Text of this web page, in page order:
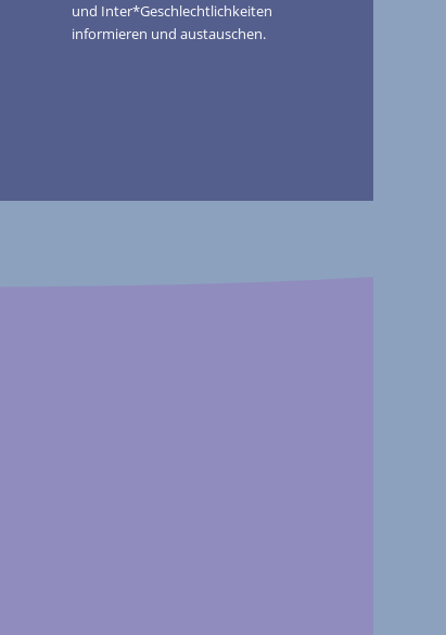
und Inter*Geschlechtlichkeiten
informieren und austauschen.